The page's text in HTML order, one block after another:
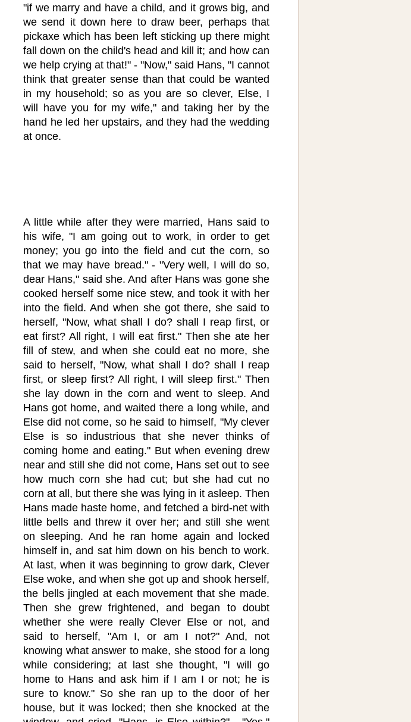
"if we marry and have a child, and it grows big, and
we send it down here to draw beer, perhaps that
pickaxe which has been left sticking up there might
fall down on the child's head and kill it; and how can
we help crying at that!" - "Now," said Hans, "I cannot
think that greater sense than that could be wanted
in my household; so as you are so clever, Else, I
will have you for my wife," and taking her by the
hand he led her upstairs, and they had the wedding
at once.
A little while after they were married, Hans said to
his wife, "I am going out to work, in order to get
money; you go into the field and cut the corn, so
that we may have bread." - "Very well, I will do so,
dear Hans," said she. And after Hans was gone she
cooked herself some nice stew, and took it with her
into the field. And when she got there, she said to
herself, "Now, what shall I do? shall I reap first, or
eat first? All right, I will eat first." Then she ate her
fill of stew, and when she could eat no more, she
said to herself, "Now, what shall I do? shall I reap
first, or sleep first? All right, I will sleep first." Then
she lay down in the corn and went to sleep. And
Hans got home, and waited there a long while, and
Else did not come, so he said to himself, "My clever
Else is so industrious that she never thinks of
coming home and eating." But when evening drew
near and still she did not come, Hans set out to see
how much corn she had cut; but she had cut no
corn at all, but there she was lying in it asleep. Then
Hans made haste home, and fetched a bird-net with
little bells and threw it over her; and still she went
on sleeping. And he ran home again and locked
himself in, and sat him down on his bench to work.
At last, when it was beginning to grow dark, Clever
Else woke, and when she got up and shook herself,
the bells jingled at each movement that she made.
Then she grew frightened, and began to doubt
whether she were really Clever Else or not, and
said to herself, "Am I, or am I not?" And, not
knowing what answer to make, she stood for a long
while considering; at last she thought, "I will go
home to Hans and ask him if I am I or not; he is
sure to know." So she ran up to the door of her
house, but it was locked; then she knocked at the